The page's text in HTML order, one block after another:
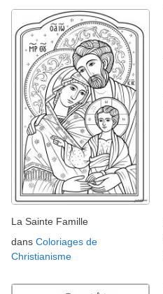
La Sainte Famille
dans Coloriages de
Christianisme